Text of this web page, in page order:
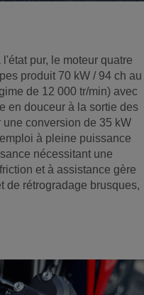
pur, le moteur quatre
produit 70 kW / 94 ch au
de 12 000 tr/min) avec
en douceur à la sortie des
une conversion de 35 kW
à pleine puissance
nécessitant une
et à assistance gère
de rétrogradage brusques,